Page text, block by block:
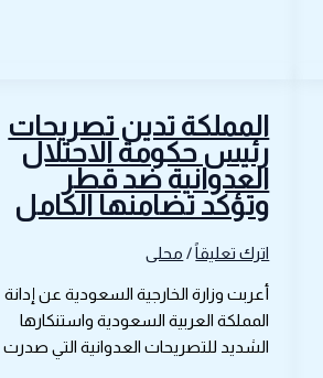
المملكة تدين تصريحات
رئيس حكومة الاحتلال
العدوانية ضد قطر
وتؤكد تضامنها الكامل
اترك تعليقاً/ محلى
أعربت وزارة الخارجية السعودية عن إدانة
المملكة العربية السعودية واستنكارها
الشديد للتصريحات العدوانية التي صدرت